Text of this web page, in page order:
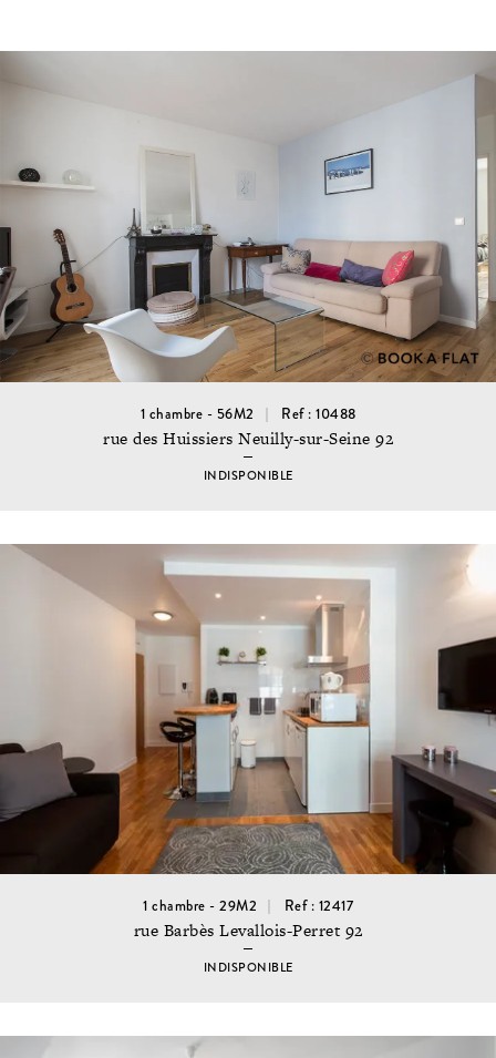
1 chambre - 56M2 Ref : 10488
rue des Huissiers Neuilly-sur-Seine 92
INDISPONIBLE
1 chambre - 29M2 Ref : 12417
rue Barbès Levallois-Perret 92
INDISPONIBLE